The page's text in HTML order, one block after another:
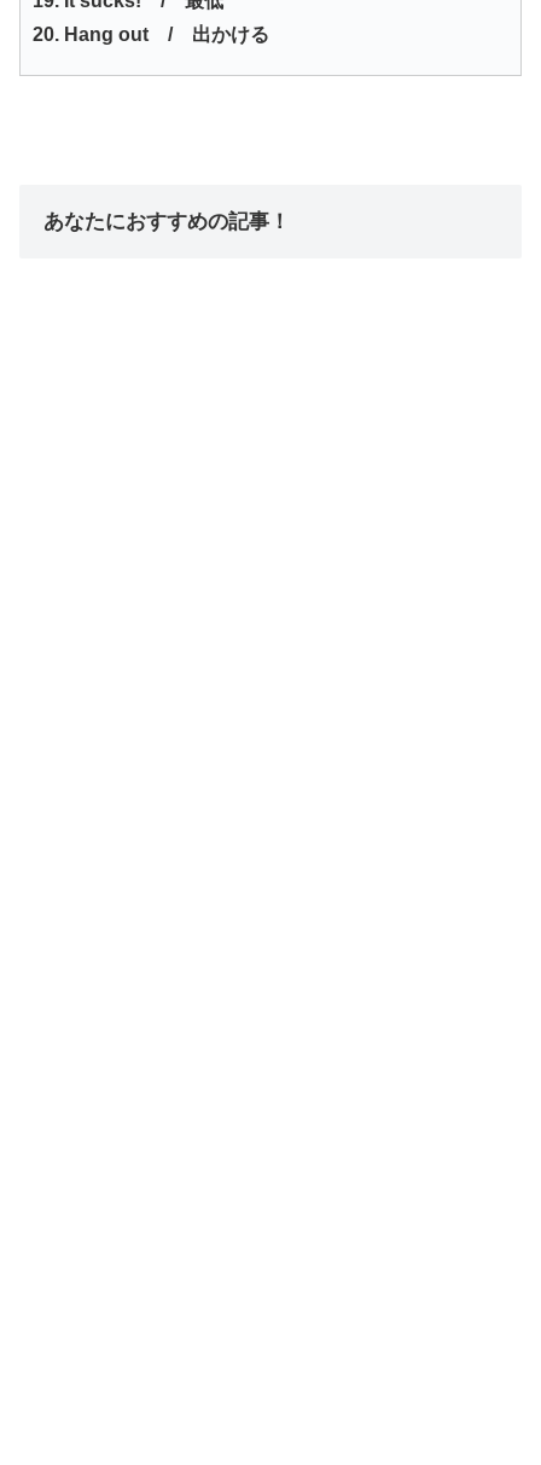
20. Hang out / 出かける
あなたにおすすめの記事！